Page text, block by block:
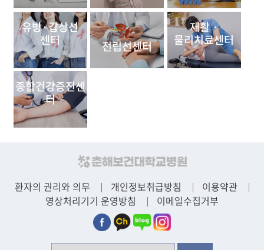
유방·갑상선
센터
전립선센터
재활 ·
물리치료센터
종합건강증진센
터
환자의 권리와 의무 개인정보취급방침
이용약관
영상처리기기 운영방침
이메일수집거부